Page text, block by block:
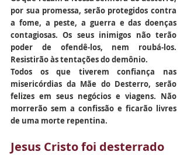
por sua promessa, serão protegidos contra
a fome, a peste, a guerra e das doenças
contagiosas. Os seus inimigos não terão
poder de ofendê-los, nem roubá-los.
Resistirão às tentações do demônio.
Todos os que tiverem confiança nas
misericórdias da Mãe do Desterro, serão
felizes em seus negócios e viagens. Não
morrerão sem a confissão e ficarão livres
de uma morte repentina.
Jesus Cristo foi desterrado